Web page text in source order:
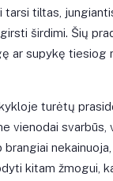
tarsi tiltas,
širdimi. Šių
ar supykę tiesiog
turėtų
vienodai
kitam žmogui,